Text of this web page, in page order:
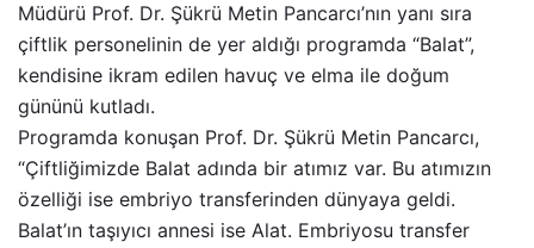
Müdürü Prof. Dr. Şükrü Metin Pancarcı’nın yanı sıra
çiftlik personelinin de yer aldığı programda “Balat”,
kendisine ikram edilen havuç ve elma ile doğum
gününü kutladı.
Programda konuşan Prof. Dr. Şükrü Metin Pancarcı,
“Çiftliğimizde Balat adında bir atımız var. Bu atımızın
özelliği ise embriyo transferinden dünyaya geldi.
Balat’ın taşıyıcı annesi ise Alat. Embriyosu transfer